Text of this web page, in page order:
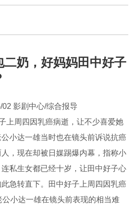
二奶，好妈妈田中好子
02 影剧中心/综合报导
上周四因乳癌病逝，让不少喜爱她
小达一雄当时也在镜头前诉说抗癌
，现在却被日媒踢爆内幕，指称小
私生女都已经十岁，让田中好子心
急转直下。田中好子上周四因乳癌
小达一雄在镜头前表现的相当难